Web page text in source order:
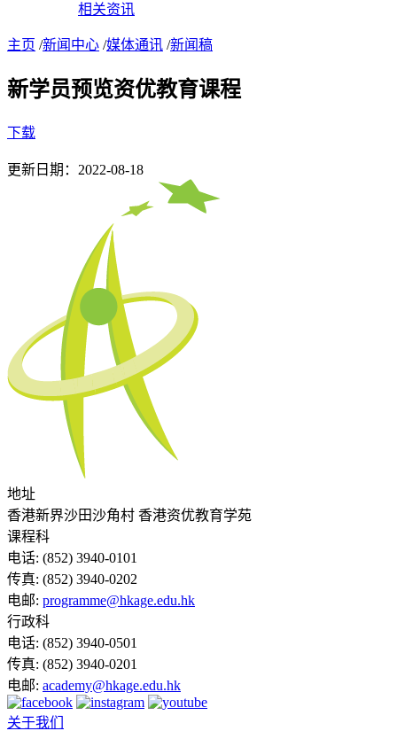
相关资讯
主页 /新闻中心 /媒体通讯 /新闻稿
新学员预览资优教育课程
下载
更新日期：2022-08-18
地址
香港新界沙田沙角村 香港资优教育学苑
课程科
电话: (852) 3940-0101
传真: (852) 3940-0202
电邮: programme@hkage.edu.hk
行政科
电话: (852) 3940-0501
传真: (852) 3940-0201
电邮: academy@hkage.edu.hk
关于我们